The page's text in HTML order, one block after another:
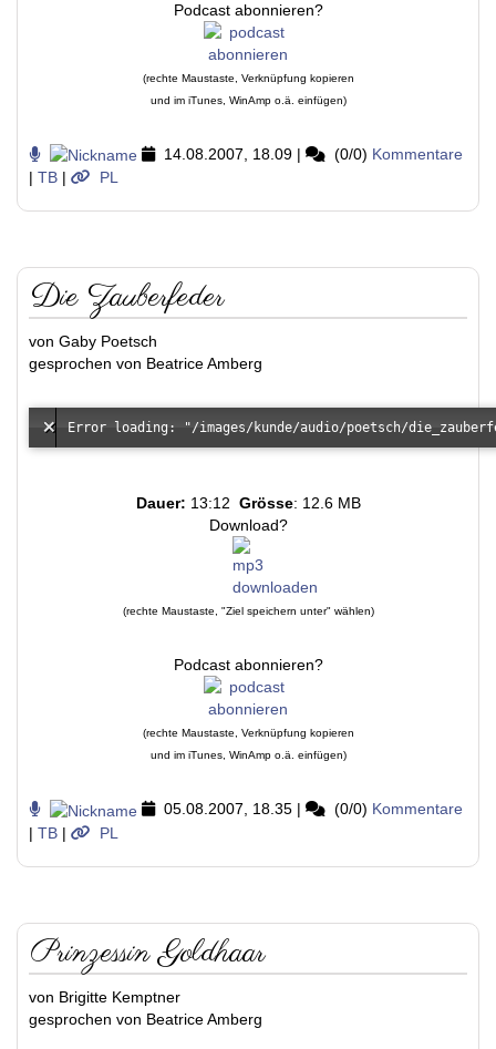
Podcast abonnieren?
(rechte Maustaste, Verknüpfung kopieren
und im iTunes, WinAmp o.ä. einfügen)
14.08.2007, 18.09 | (0/0) Kommentare
| TB | PL
Die Zauberfeder
von Gaby Poetsch
gesprochen von Beatrice Amberg
Dauer: 13:12 Grösse: 12.6 MB
Download?
(rechte Maustaste, "Ziel speichern unter" wählen)
Podcast abonnieren?
(rechte Maustaste, Verknüpfung kopieren
und im iTunes, WinAmp o.ä. einfügen)
05.08.2007, 18.35 | (0/0) Kommentare
| TB | PL
Prinzessin Goldhaar
von Brigitte Kemptner
gesprochen von Beatrice Amberg